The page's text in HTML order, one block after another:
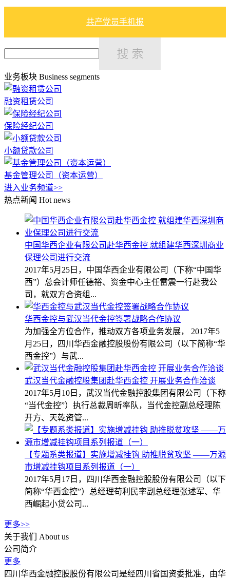
共产党员手机报
业务板块 Business segments
融资租赁公司
保险经纪公司
小额贷款公司
基金管理公司（资本运营）
进入业务频道>>
热点新闻 Hot news
中国华西企业有限公司赴华西金控 就组建华西深圳商业
保理公司进行交流
2017年5月25日，中国华西企业有限公司（下称“中国华
西”）总会计师任德裕、资金中心主任雷震一行赴我公
司，就双方合资组...
华西金控与武汉当代金控签署战略合作协议
为加强全方位合作，推动双方各项业务发展， 2017年5
月25日，四川华西金融控股股份有限公司（以下简称“华
西金控”）与武...
武汉当代金融控股集团赴华西金控 开展业务合作洽谈
2017年5月10日，武汉当代金融控股集团有限公司（下称
“当代金控”）执行总裁周昕率队，当代金控副总经理陈
开方、天乾资管...
【专题系类报道】实施增减挂钩 助推脱贫攻坚 ——万源
市增减挂钩项目系列报道（一）
2017年5月17日，四川华西金融控股股份有限公司（以下
简称“华西金控”）总经理苟利民率副总经理张述军、华
西崛起小贷公司...
更多>>
关于我们
About us
公司简介
更多
四川华西金融控股股份有限公司是经四川省国资委批准，由华